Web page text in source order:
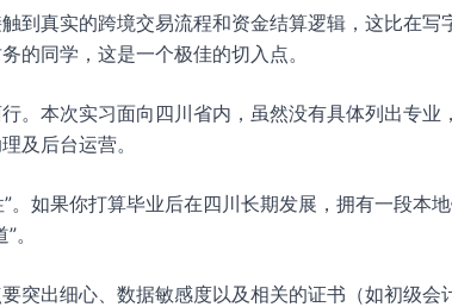
到真实的跨境交易流程和资金结算逻辑，这比在写
的同学，这是一个极佳的切入点。
。本次实习面向四川省内，虽然没有具体列出专业
及后台运营。
”。如果你打算毕业后在四川长期发展，拥有一段本
。
突出细心、数据敏感度以及相关的证书（如初级会